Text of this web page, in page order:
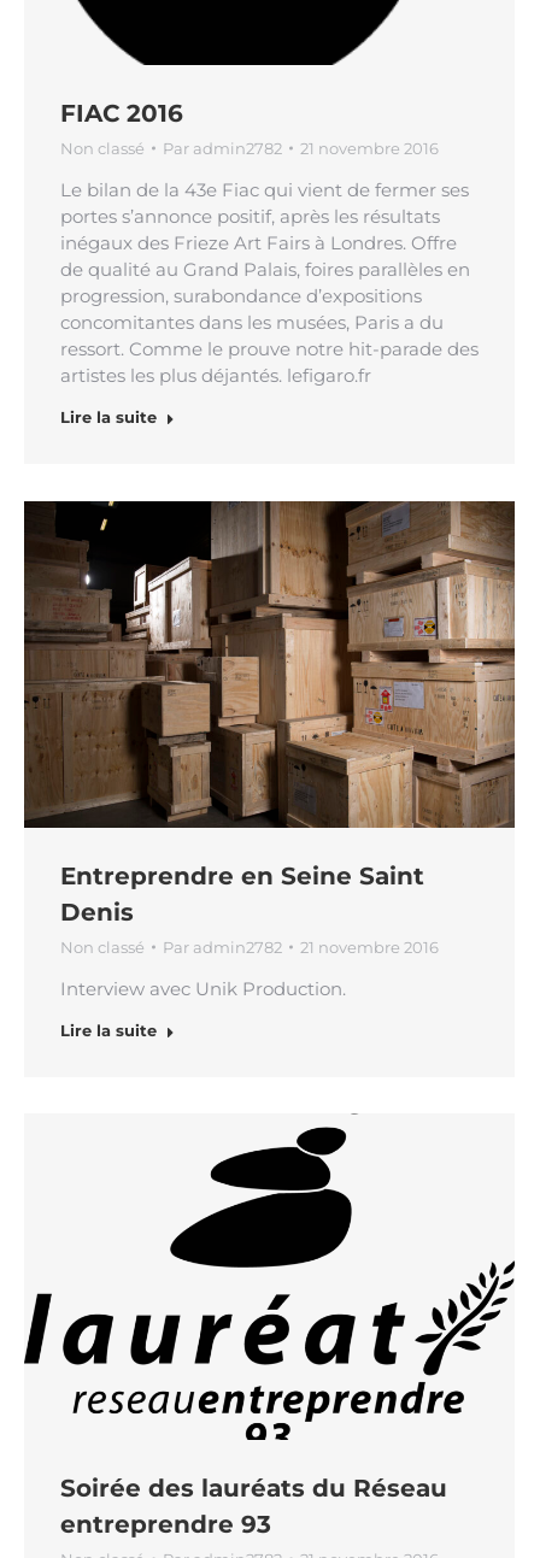
FIAC 2016
Non classé Par admin2782 21 novembre 2016
Le bilan de la 43e Fiac qui vient de fermer ses
portes s’annonce positif, après les résultats
inégaux des Frieze Art Fairs à Londres. Offre
de qualité au Grand Palais, foires parallèles en
progression, surabondance d’expositions
concomitantes dans les musées, Paris a du
ressort. Comme le prouve notre hit-parade des
artistes les plus déjantés. lefigaro.fr
Lire la suite
Entreprendre en Seine Saint
Denis
Non classé Par admin2782 21 novembre 2016
Interview avec Unik Production.
Lire la suite
Soirée des lauréats du Réseau
entreprendre 93